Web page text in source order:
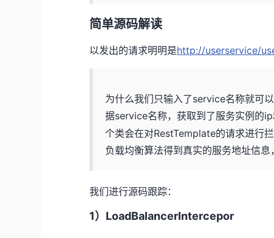
简单源码解读
以发出的请求明明是http://userservice/
为什么我们只输入了service名称就可
据service名称，获取到了服务实例的
个类会在对RestTemplate的请求进行
负载均衡算法得到真实的服务地址信息
我们进行源码跟踪：
1）LoadBalancerIntercepor